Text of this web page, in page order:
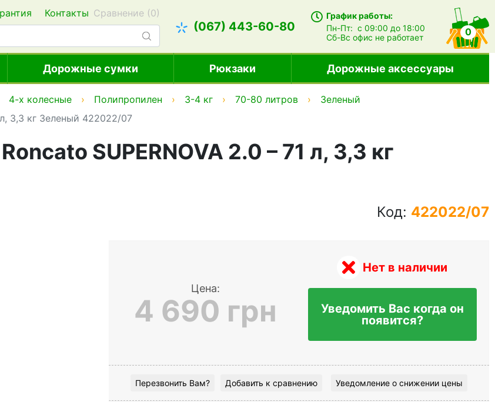
Контакты Сравнение (0)
(067) 443-60-80
График работы:
Пн-Пт:с 09:00 до 18:00
Сб-Всофис не работает 0
Дорожные сумки Рюкзаки Дорожные аксессуары
4-х колесные Полипропилен 3-4 кг 70-80 литров
Зеленый
3,3 кг Зеленый 422022/07
SUPERNOVA 2.0 – 71 л, 3,3 кг
Код: 422022/07
Цена:
4 690 грн
Нет в наличии
Уведомить Вас когда он
появится?
Перезвонить Вам? Добавить к сравнению Уведомление о снижении цены